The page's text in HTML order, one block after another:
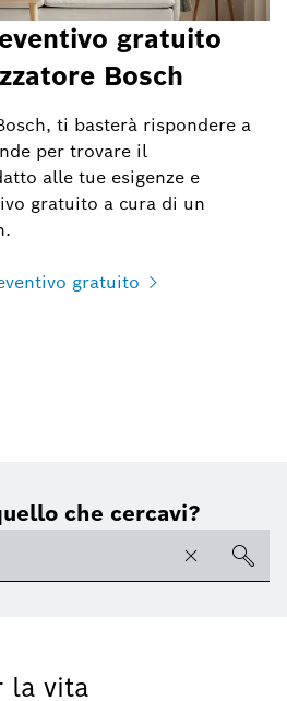
gratuito
Bosch
ti basterà rispondere a
per trovare il
alle tue esigenze e
gratuito a cura di un
gratuito
che cercavi?
la vita